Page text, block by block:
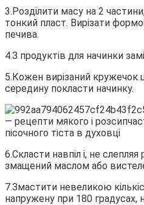
3.Розділити масу на 2
тонкий пласт. Вирізати
печива.
4.З продуктів для начинки
5.Кожен вирізаний кружечок
середину покласти начинку.
6.Скласти навпіл і, не
змащений маслом або
7.Змастити невеликою
напружену при 180 градусах,